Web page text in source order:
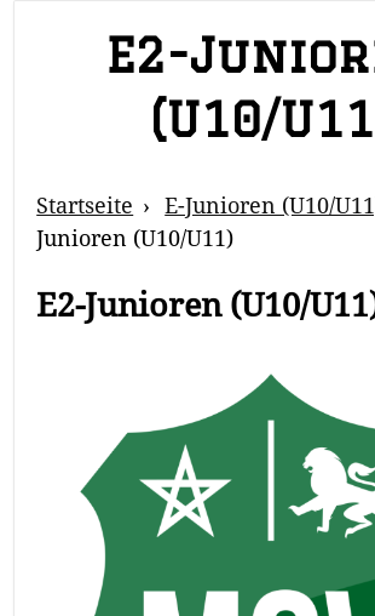
E2-
(U10/
Breadcrumb
Navigation
Startseite E-Junioren (U10/
Junioren (U10/U11)
E2-Junioren (U10/